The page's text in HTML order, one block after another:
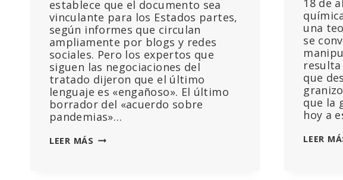
establece que el documento sea
vinculante para los Estados partes,
según informes que circulan
ampliamente por blogs y redes
sociales. Pero los expertos que
siguen las negociaciones del
tratado dijeron que el último
lenguaje es «engañoso». El último
borrador del «acuerdo sobre
pandemias»…
LEER MÁS ¿HA
18 de
una
se
que
que la
hoy a
LEER